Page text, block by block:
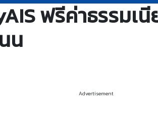
ฟรีค่าธรรมเ
น
Advertisement